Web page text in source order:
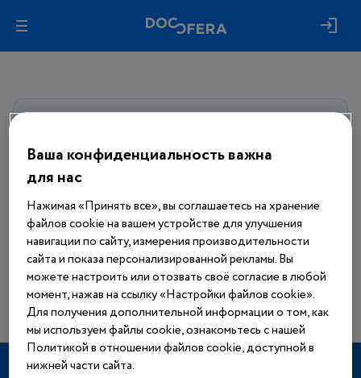
ко всем материалам сайта
Еще нет аккаунта?
Зарегистрироваться
ТЕРАПЕВТИЧЕСКИЕ НАПРАВЛЕНИЯ
Ваша конфиденциальность важна
для нас
Нажимая «Принять все», вы соглашаетесь на хранение
файлов cookie на вашем устройстве для улучшения
навигации по сайту, измерения производительности
сайта и показа персонализированной рекламы. Вы
можете настроить или отозвать своё согласие в любой
момент, нажав на ссылку «Настройки файлов cookie».
Для получения дополнительной информации о том, как
мы используем файлы cookie, ознакомьтесь с нашей
Политикой в отношении файлов cookie, доступной в
нижней части сайта.